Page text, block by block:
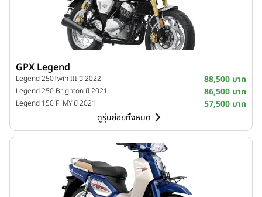
GPX Legend
Legend 250Twin III ปี 2022 88,500 บาท
Legend 250 Brighton ปี 2021 86,500 บาท
Legend 150 Fi MY ปี 2021
57,500 บาท
ดูรุ่นย่อยทั้งหมด